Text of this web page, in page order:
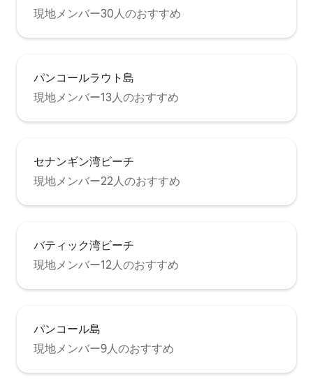
現地メンバー30人のおすすめ
パンコールラウト島
現地メンバー13人のおすすめ
セナンギン湾ビーチ
現地メンバー22人のおすすめ
バティック湾ビーチ
現地メンバー12人のおすすめ
パンコール島
現地メンバー9人のおすすめ